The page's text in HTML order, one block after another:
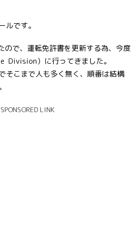
ルです。
ので、運転免許書を更新する為、今度
Division）に行ってきました。
そこまで人も多く無く、順番は結構
SPONSORED LINK